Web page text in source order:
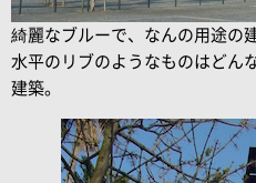
綺麗なブルーで、なんの用途の
水平のリブのようなものはどん
建築。